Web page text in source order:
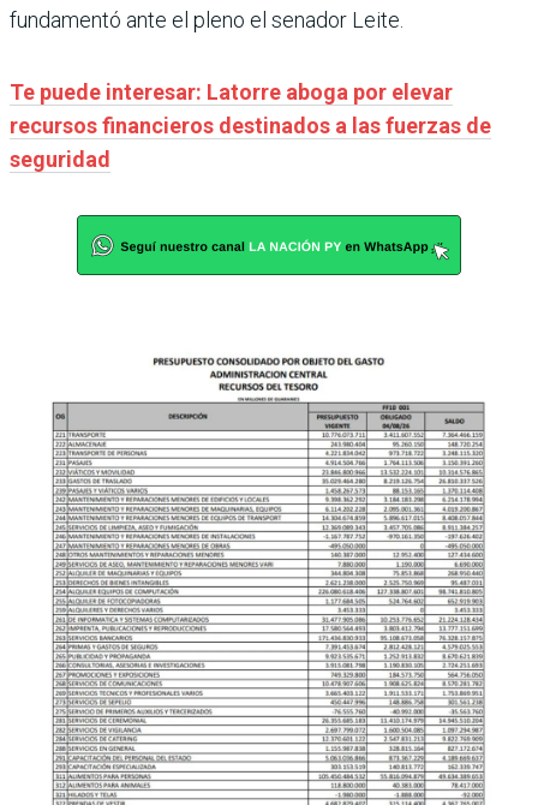
fundamentó ante el pleno el senador Leite.
Te puede interesar: Latorre aboga por elevar
recursos financieros destinados a las fuerzas de
seguridad